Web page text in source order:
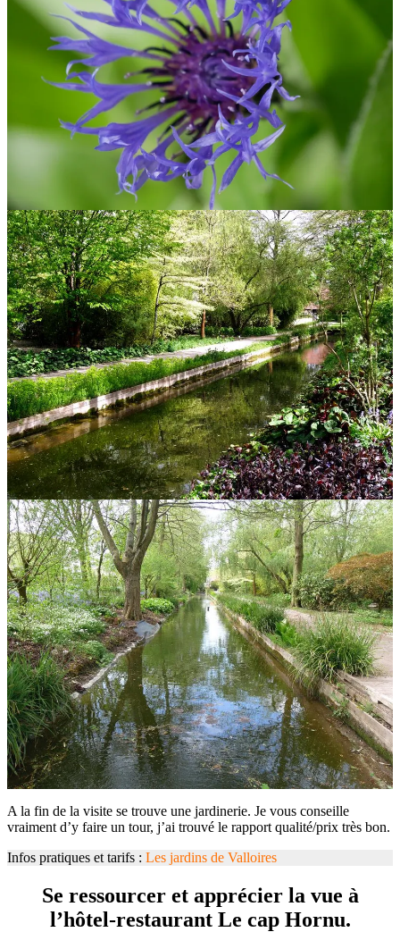
A la fin de la visite se trouve une jardinerie. Je vous conseille
vraiment d’y faire un tour, j’ai trouvé le rapport qualité/prix très bon.
Infos pratiques et tarifs : Les jardins de Valloires
Se ressourcer et apprécier la vue à
l’hôtel-restaurant Le cap Hornu.